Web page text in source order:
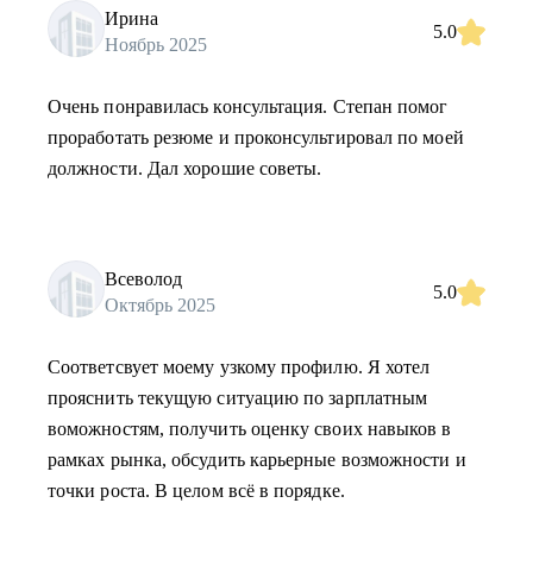
Ирина
Ноябрь 2025
5.0
Очень понравилась консультация. Степан помог
проработать резюме и проконсультировал по моей
должности. Дал хорошие советы.
Всеволод
Октябрь 2025
5.0
Соответсвует моему узкому профилю. Я хотел
прояснить текущую ситуацию по зарплатным
воможностям, получить оценку своих навыков в
рамках рынка, обсудить карьерные возможности и
точки роста. В целом всё в порядке.